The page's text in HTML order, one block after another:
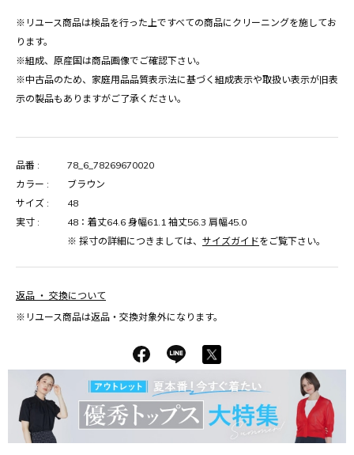
※リユース商品は検品を行った上ですべての商品にクリーニングを施してお
ります。
※組成、原産国は商品画像でご確認下さい。
※中古品のため、家庭用品品質表示法に基づく組成表示や取扱い表示が旧表
示の製品もありますがご了承ください。
品番 :
78_6_78269670020
カラー :
ブラウン
サイズ :
48
実寸 :
48：着丈64.6 身幅61.1 袖丈56.3 肩幅45.0
※ 採寸の詳細につきましては、 サイズガイドをご覧下さい。
返品 ・ 交換について
※リユース商品は返品・交換対象外になります。